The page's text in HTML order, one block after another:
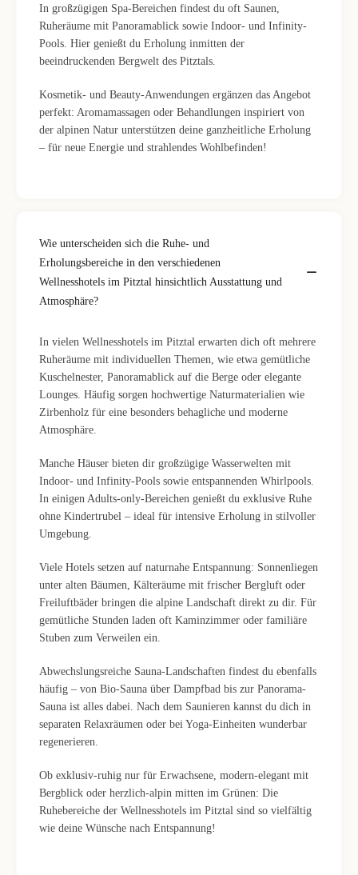
In großzügigen Spa-Bereichen findest du oft Saunen,
Ruheräume mit Panoramablick sowie Indoor- und Infinity-
Pools. Hier genießt du Erholung inmitten der
beeindruckenden Bergwelt des Pitztals.
Kosmetik- und Beauty-Anwendungen ergänzen das Angebot
perfekt: Aromamassagen oder Behandlungen inspiriert von
der alpinen Natur unterstützen deine ganzheitliche Erholung
– für neue Energie und strahlendes Wohlbefinden!
Wie unterscheiden sich die Ruhe- und
Erholungsbereiche in den verschiedenen
Wellnesshotels im Pitztal hinsichtlich Ausstattung und
Atmosphäre?
In vielen Wellnesshotels im Pitztal erwarten dich oft mehrere
Ruheräume mit individuellen Themen, wie etwa gemütliche
Kuschelnester, Panoramablick auf die Berge oder elegante
Lounges. Häufig sorgen hochwertige Naturmaterialien wie
Zirbenholz für eine besonders behagliche und moderne
Atmosphäre.
Manche Häuser bieten dir großzügige Wasserwelten mit
Indoor- und Infinity-Pools sowie entspannenden Whirlpools.
In einigen Adults-only-Bereichen genießt du exklusive Ruhe
ohne Kindertrubel – ideal für intensive Erholung in stilvoller
Umgebung.
Viele Hotels setzen auf naturnahe Entspannung: Sonnenliegen
unter alten Bäumen, Kälteräume mit frischer Bergluft oder
Freiluftbäder bringen die alpine Landschaft direkt zu dir. Für
gemütliche Stunden laden oft Kaminzimmer oder familiäre
Stuben zum Verweilen ein.
Abwechslungsreiche Sauna-Landschaften findest du ebenfalls
häufig – von Bio-Sauna über Dampfbad bis zur Panorama-
Sauna ist alles dabei. Nach dem Saunieren kannst du dich in
separaten Relaxräumen oder bei Yoga-Einheiten wunderbar
regenerieren.
Ob exklusiv-ruhig nur für Erwachsene, modern-elegant mit
Bergblick oder herzlich-alpin mitten im Grünen: Die
Ruhebereiche der Wellnesshotels im Pitztal sind so vielfältig
wie deine Wünsche nach Entspannung!